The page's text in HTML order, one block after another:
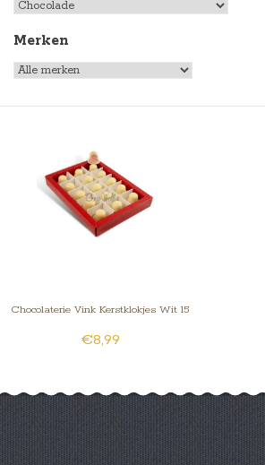
Merken
Chocolaterie Vink Kerstklokjes Wit 15
st. Mandarijn vulling
€8,99